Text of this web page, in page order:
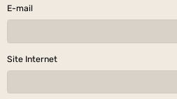
E-mail
Site Internet